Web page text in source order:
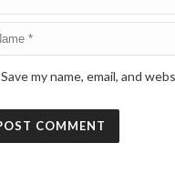
Save my name, email, and